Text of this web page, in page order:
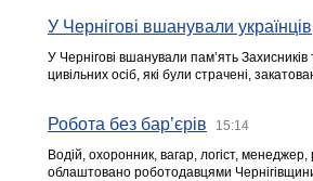
У Чернігові вшанували
У Чернігові вшанували пам’ять
цивільних осіб, які були страчені,
Робота без бар’єрів 15:14
Водій, охоронник, вагар, логіст,
облаштовано роботодавцями